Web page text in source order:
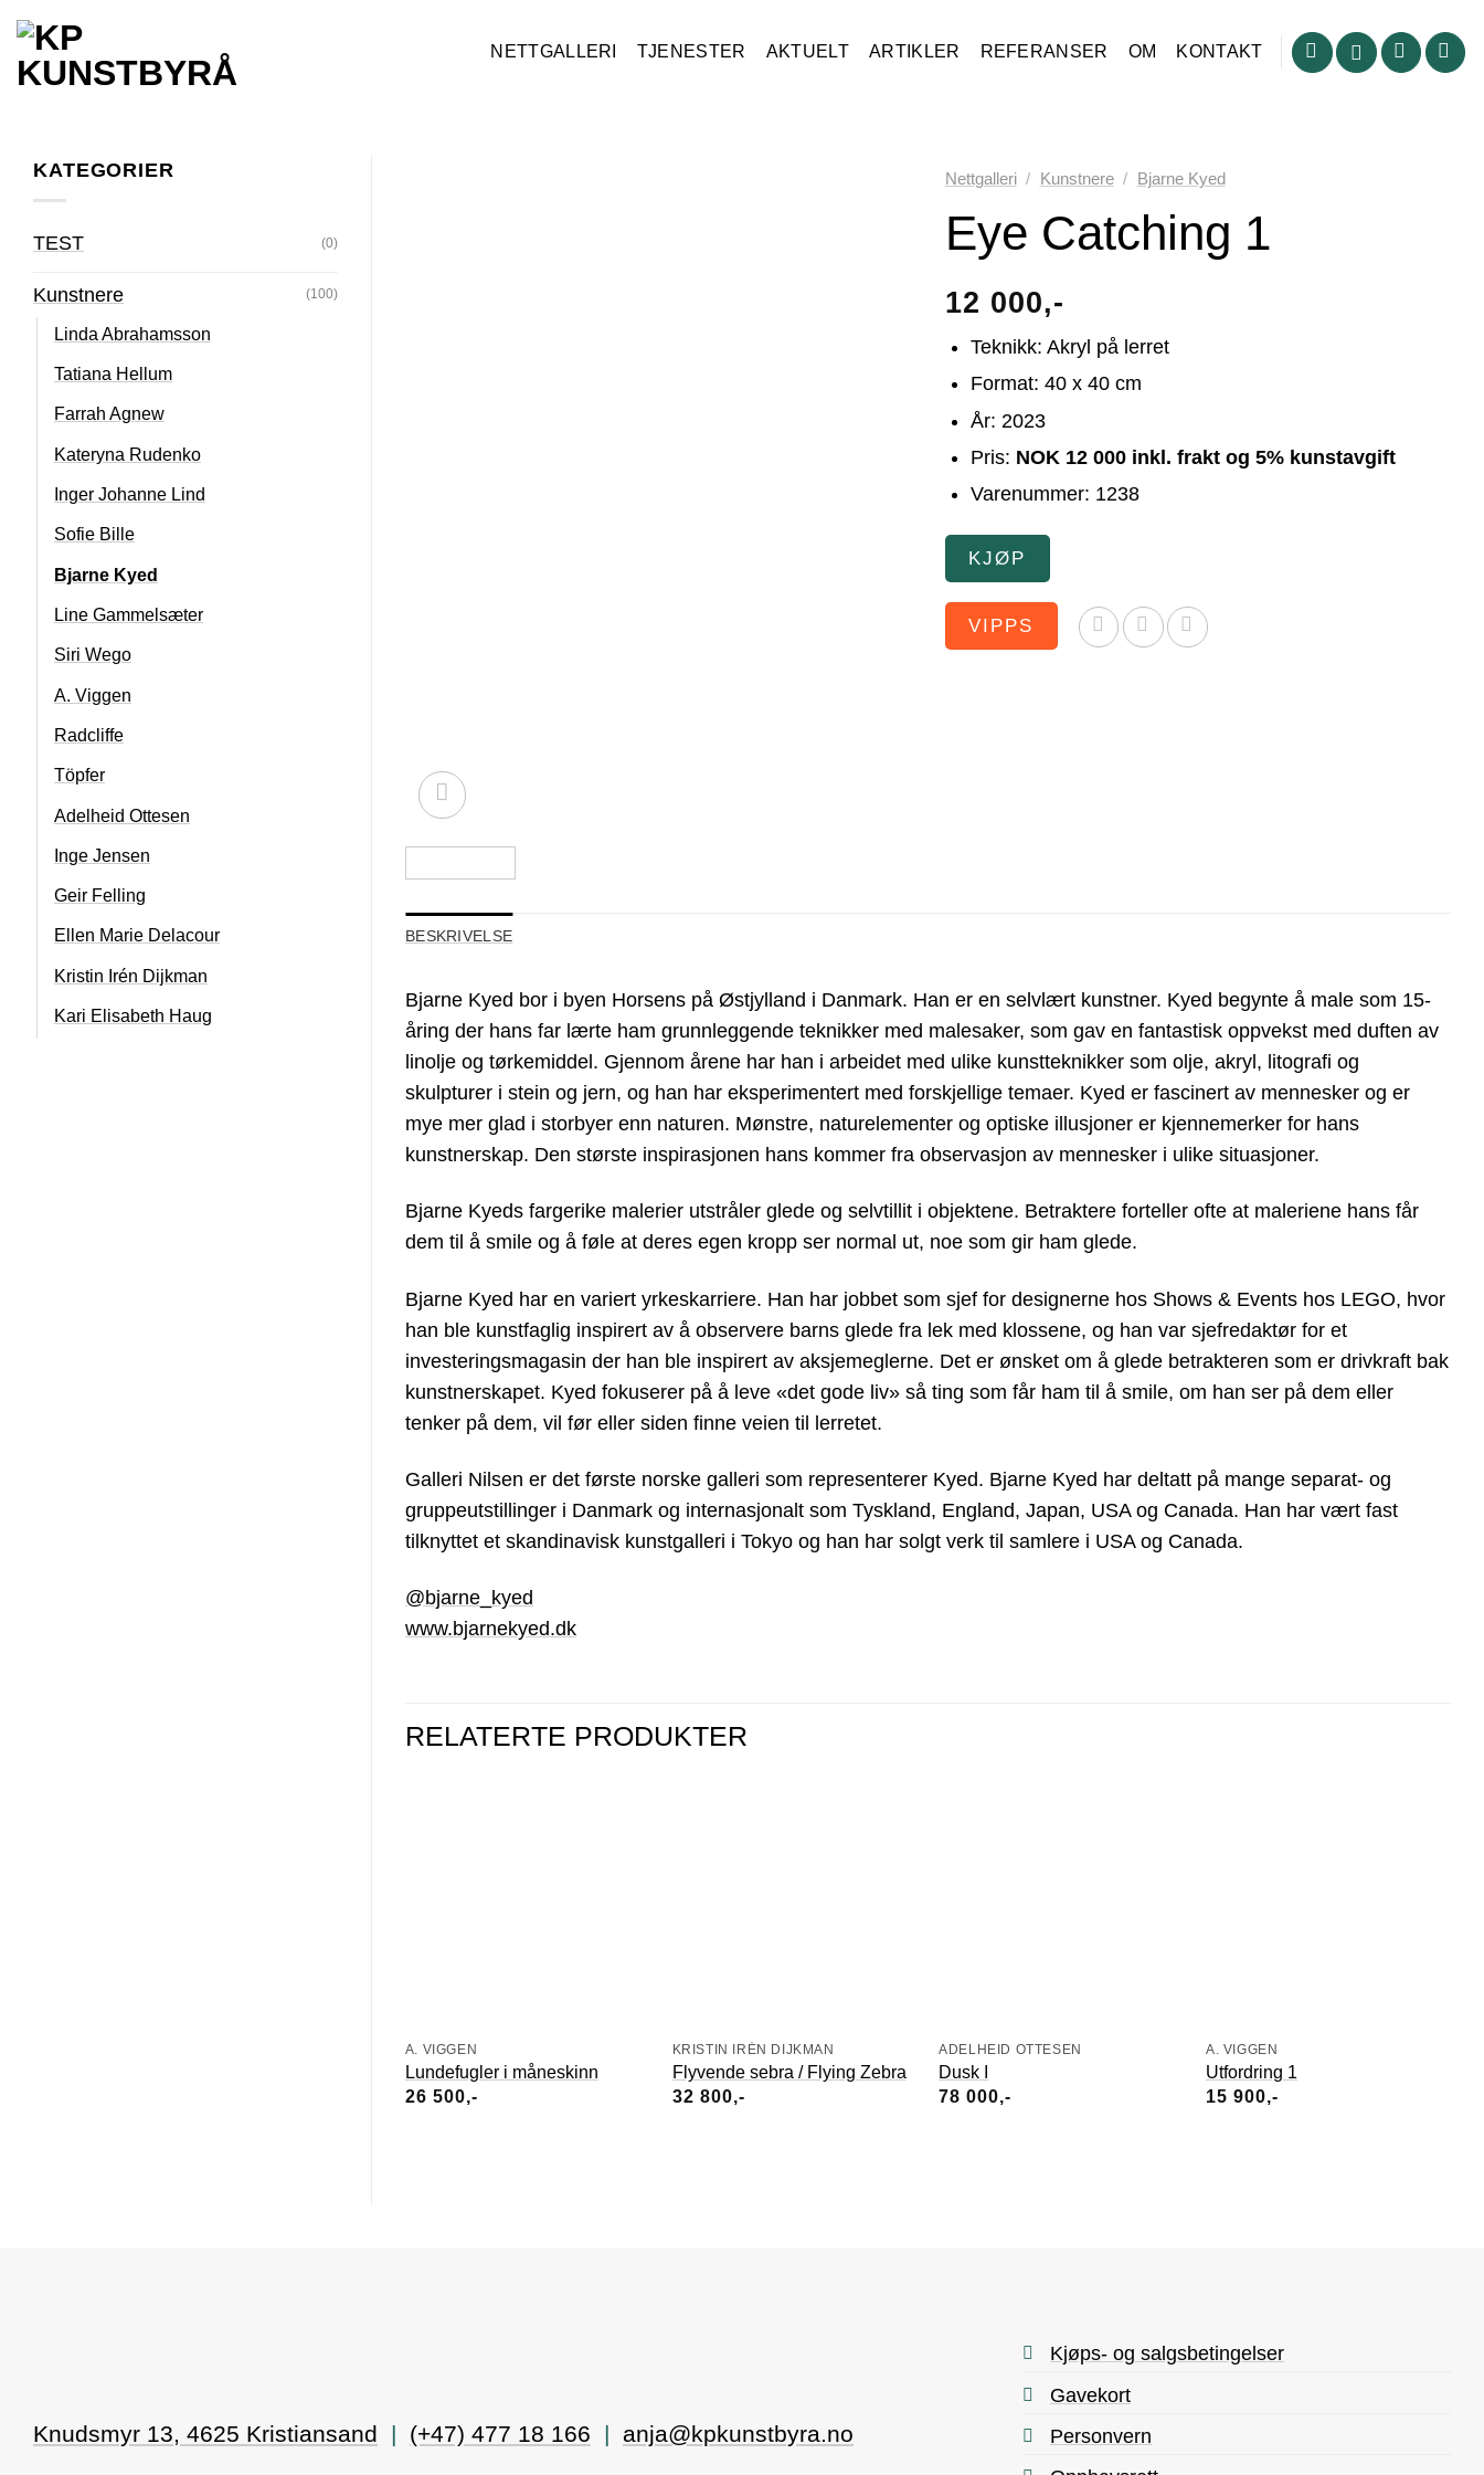
Skip
content
NETTGALLERI TJENESTER AKTUELT ARTIKLER REFERANSER OM KONTAKT
KATEGORIER
TEST (0)
Kunstnere (100)
Linda Abrahamsson
Tatiana Hellum
Farrah Agnew
Kateryna Rudenko
Inger Johanne Lind
Sofie Bille
Bjarne Kyed
Line Gammelsæter
Siri Wego
A. Viggen
Radcliffe
Töpfer
Adelheid Ottesen
Inge Jensen
Geir Felling
Ellen Marie Delacour
Kristin Irén Dijkman
Kari Elisabeth Haug
Nettgalleri / Kunstnere / Bjarne Kyed
Eye Catching 1
12 000
Teknikk: Akryl på lerret
Format: 40 x 40 cm
År: 2023
Pris: NOK 12 000 inkl. frakt og 5% kunstavgift
Varenummer: 1238
KJØP
VIPPS
BESKRIVELSE
Bjarne Kyed bor i byen Horsens på Østjylland i Danmark. Han er en selvlært kunstner. Kyed begynte å male som 15-
åring der hans far lærte ham grunnleggende teknikker med malesaker, som gav en fantastisk oppvekst med duften av
linolje og tørkemiddel. Gjennom årene har han i arbeidet med ulike kunstteknikker som olje, akryl, litografi og
skulpturer i stein og jern, og han har eksperimentert med forskjellige temaer. Kyed er fascinert av mennesker og er
mye mer glad i storbyer enn naturen. Mønstre, naturelementer og optiske illusjoner er kjennemerker for hans
kunstnerskap. Den største inspirasjonen hans kommer fra observasjon av mennesker i ulike situasjoner.
Bjarne Kyeds fargerike malerier utstråler glede og selvtillit i objektene. Betraktere forteller ofte at maleriene hans får
dem til å smile og å føle at deres egen kropp ser normal ut, noe som gir ham glede.
Bjarne Kyed har en variert yrkeskarriere. Han har jobbet som sjef for designerne hos Shows & Events hos LEGO, hvor
han ble kunstfaglig inspirert av å observere barns glede fra lek med klossene, og han var sjefredaktør for et
investeringsmagasin der han ble inspirert av aksjemeglerne. Det er ønsket om å glede betrakteren som er drivkraft bak
kunstnerskapet. Kyed fokuserer på å leve «det gode liv» så ting som får ham til å smile, om han ser på dem eller
tenker på dem, vil før eller siden finne veien til lerretet.
Galleri Nilsen er det første norske galleri som representerer Kyed. Bjarne Kyed har deltatt på mange separat- og
gruppeutstillinger i Danmark og internasjonalt som Tyskland, England, Japan, USA og Canada. Han har vært fast
tilknyttet et skandinavisk kunstgalleri i Tokyo og han har solgt verk til samlere i USA og Canada.
@bjarne_kyed
www.bjarnekyed.dk
RELATERTE PRODUKTER
A. VIGGEN
Lundefugler i måneskinn
26 500
KRISTIN IRÉN DIJKMAN
Flyvende sebra / Flying Zebra
32 800
ADELHEID OTTESEN
Dusk I
78 000
A. VIGGEN
Utfordring 1
15 900
Knudsmyr 13, 4625 Kristiansand | (+47) 477 18 166 | anja@kpkunstbyra.no
Kjøps- og salgsbetingelser
Gavekort
Personvern